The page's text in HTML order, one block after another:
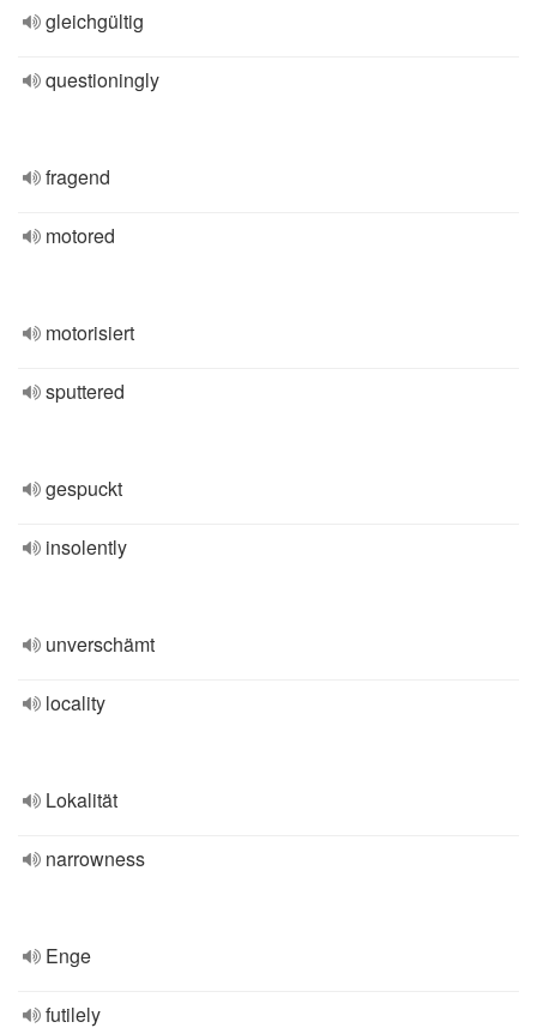
gleichgültig
questioningly
fragend
motored
motorisiert
sputtered
gespuckt
insolently
unverschämt
locality
Lokalität
narrowness
Enge
futilely